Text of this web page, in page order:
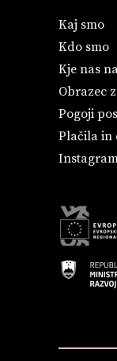
Kaj smo
Kdo smo
Kje nas
Obrazec
Pogoji
Plačila in